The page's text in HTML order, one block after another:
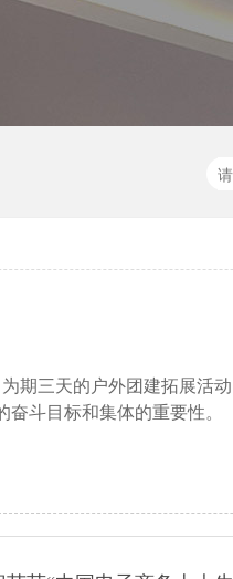
期三天的户外团建拓展活
斗目标和集体的重要性。